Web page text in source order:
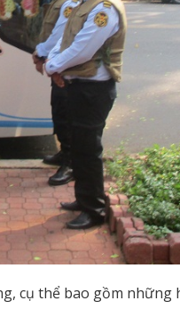
cụ thể bao gồm những